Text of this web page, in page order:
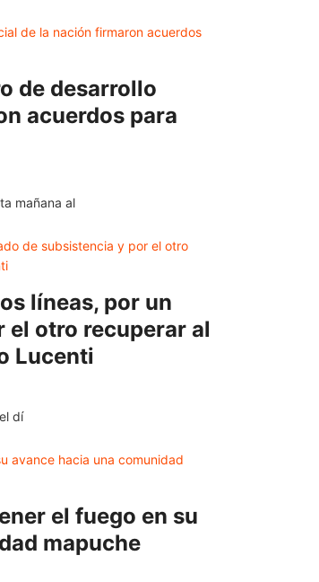
de desarrollo
acuerdos para
mañana al
líneas, por un
el otro recuperar al
Lucenti
dí
el fuego en su
mapuche